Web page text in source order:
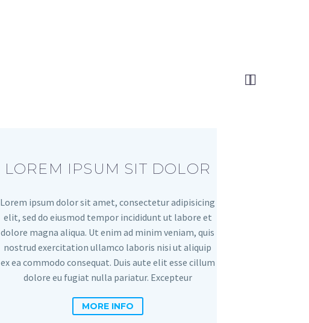

LOREM IPSUM SIT DOLOR
Lorem ipsum dolor sit amet, consectetur adipisicing
elit, sed do eiusmod tempor incididunt ut labore et
dolore magna aliqua. Ut enim ad minim veniam, quis
nostrud exercitation ullamco laboris nisi ut aliquip
ex ea commodo consequat. Duis aute elit esse cillum
dolore eu fugiat nulla pariatur. Excepteur
MORE INFO